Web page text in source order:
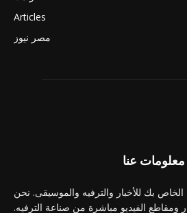
Articles
مصر نيوز
معلومات عنا
بك للأخبار والترفيه والموسيقى. نحن
ومقاطع الفيديو مباشرة من صناعة الترفيه.